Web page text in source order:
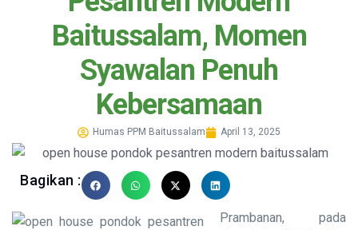
Baitussalam, Momen
Syawalan Penuh
Kebersamaan
Humas PPM Baitussalam April 13, 2025
Bagikan :
Prambanan, pada